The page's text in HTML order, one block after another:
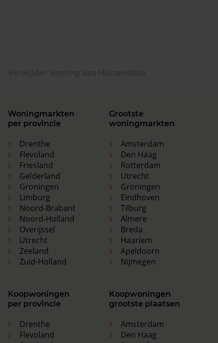
Woningmarkten
per provincie
Drenthe
Flevoland
Friesland
Gelderland
Groningen
Limburg
Noord-Brabant
Noord-Holland
Overijssel
Utrecht
Zeeland
Zuid-Holland
Grootste
woningmarkten
Amsterdam
Den Haag
Rotterdam
Utrecht
Groningen
Eindhoven
Tilburg
Almere
Breda
Haarlem
Apeldoorn
Nijmegen
Koopwoningen
per provincie
Drenthe
Flevoland
Koopwoningen
grootste plaatsen
Amsterdam
Den Haag